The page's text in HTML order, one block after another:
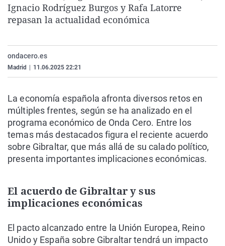
La rosa de los vientos
Gente viajera
Como el perro y el
Caso
Retornados
Equipo de
Extremadura
Galicia
La Rioja
País Vasco
Virales
Televisión
Elecciones
Ignacio Rodríguez Burgos y Rafa Latorre
repasan la actualidad económica
ondacero.es
Madrid 11.06.2025 22:21
La economía española afronta diversos retos en
múltiples frentes, según se ha analizado en el
programa económico de Onda Cero. Entre los
temas más destacados figura el reciente acuerdo
sobre Gibraltar, que más allá de su calado político,
presenta importantes implicaciones económicas.
El acuerdo de Gibraltar y sus
implicaciones económicas
El pacto alcanzado entre la Unión Europea, Reino
Unido y España sobre Gibraltar tendrá un impacto